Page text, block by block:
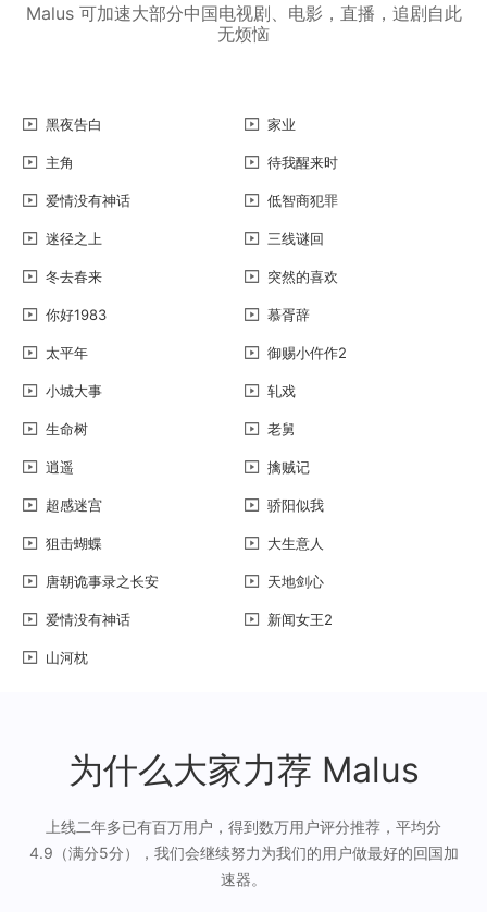
Malus 可加速大部分中国电视剧、电影，直播，追剧自此
无烦恼
黑夜告白 家业
主角 待我醒来时
爱情没有神话 低智商犯罪
迷径之上 三线谜回
冬去春来 突然的喜欢
你好1983 慕胥辞
太平年 御赐小仵作2
小城大事 轧戏
生命树 老舅
逍遥 擒贼记
超感迷宫 骄阳似我
狙击蝴蝶 大生意人
唐朝诡事录之长安 天地剑心
爱情没有神话 新闻女王2
山河枕
为什么大家力荐 Malus
上线二年多已有百万用户，得到数万用户评分推荐，平均分
4.9（满分5分），我们会继续努力为我们的用户做最好的回国加
速器。